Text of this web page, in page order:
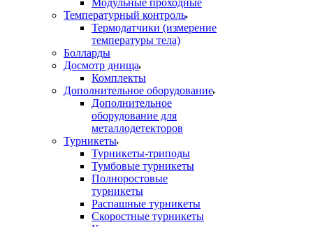
Модульные проходные
Температурный контроль
Термодатчики (измерение
температуры тела)
Болларды
Досмотр днища
Комплекты
Дополнительное оборудование
Дополнительное
оборудование для
металлодетекторов
Турникеты
Турникеты-триподы
Тумбовые турникеты
Полноростовые
турникеты
Распашные турникеты
Скоростные турникеты